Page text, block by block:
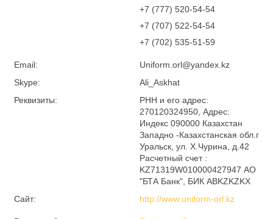
+7 (777) 520-54-54
+7 (707) 522-54-54
+7 (702) 535-51-59
Email:
Uniform.orl@yandex.kz
Skype:
Ali_Askhat
Реквизиты:
РНН и его адрес:
270120324950, Адрес:
Индекс 090000 Казахстан
Западно -Казахстанская обл.г
Уральск, ул. Х.Чурина, д.42
Расчетный счет :
KZ71319W010000427947 АО
"БТА Банк", БИК ABKZKZKX
Сайт:
http://www.uniform-orl.kz